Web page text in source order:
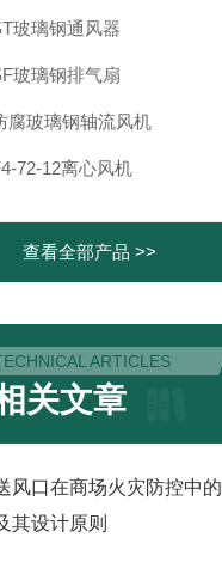
玻璃钢通风器
玻璃钢排气扇
腐玻璃钢轴流风机
72-12离心风机
查看全部产品 >>
ARTICLES
关文章
风口在商场火灾防控中的
其设计原则